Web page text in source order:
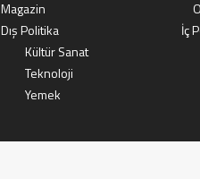
Magazin
Dış Politika
İç
Kültür Sanat
Teknoloji
Yemek